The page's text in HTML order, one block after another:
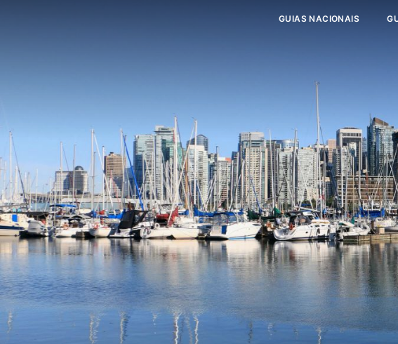
GUIAS NACIONAIS